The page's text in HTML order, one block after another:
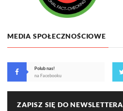
MEDIA SPOŁECZNOŚCIOWE
Polub nas!
na Facebooku
ZAPISZ SIĘ DO NEWSLETTERA